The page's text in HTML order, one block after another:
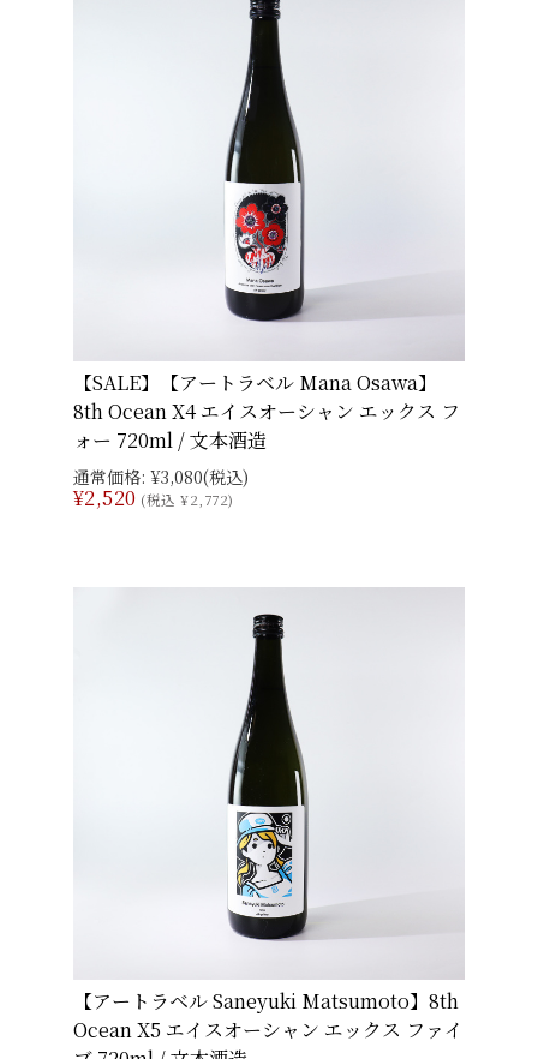
【SALE】【アートラベル Mana Osawa】
8th Ocean X4 エイスオーシャン エックス フ
ォー 720ml / 文本酒造
通常価格: ¥3,080(税込)
¥2,520 (税込 ¥2,772)
【アートラベル Saneyuki Matsumoto】8th
Ocean X5 エイスオーシャン エックス ファイ